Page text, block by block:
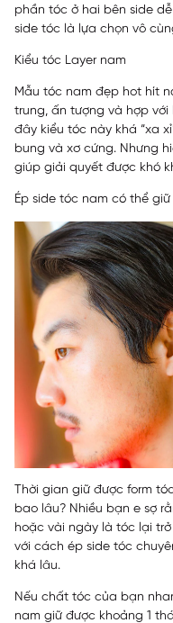
phần tóc ở hai bên side
side tóc là lựa chọn vô
Kiểu tóc Layer nam
Mẫu tóc nam đẹp hot hít
trung, ấn tượng và hợp
đây kiểu tóc này khá “xa
bung và xơ cứng. Nhưng
giúp giải quyết được khó
Ép side tóc nam có thể
Thời gian giữ được form
bao lâu? Nhiều bạn e sợ
hoặc vài ngày là tóc lại
với cách ép side tóc
khá lâu.
Nếu chất tóc của bạn
nam giữ được khoảng 1